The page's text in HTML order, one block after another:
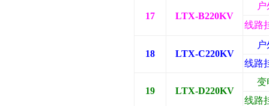
17 LTX-B220KV
线路
18 LTX-C220KV
线路
19 LTX-D220KV
变
线路